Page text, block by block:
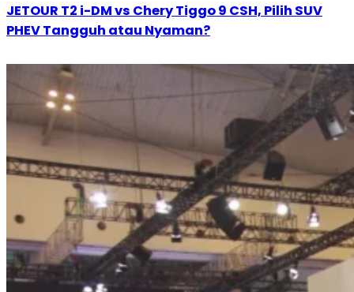
JETOUR T2 i-DM vs Chery Tiggo 9 CSH, Pilih SUV
PHEV Tangguh atau Nyaman?